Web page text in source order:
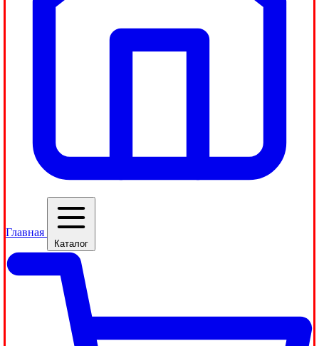
Главная
Каталог